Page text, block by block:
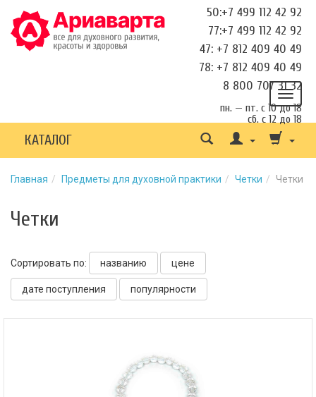
50:+7 499 112 42 92
77:+7 499 112 42 92
47: +7 812 409 40 49
78: +7 812 409 40 49
8 800 707 31 32
пн. — пт. с 10 до 18
сб. с 12 до 18
КАТАЛОГ
Главная Предметы для духовной практики Четки Четки
Четки
Сортировать по: названию цене
дате поступления популярности